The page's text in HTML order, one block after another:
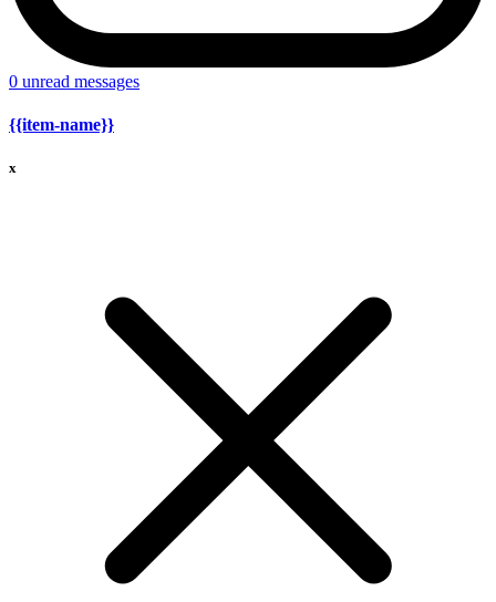
0 unread messages
{{item-name}}
x